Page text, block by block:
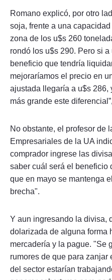
Romano explicó, por otro
soja, frente a una
zona de los u$s 260
rondó los u$s 290. Pero si a
beneficio que tendría
mejoraríamos el precio en
ajustada llegaría a u$s 286,
más grande este
No obstante, el profesor de
Empresariales de la UA
comprador ingrese las
saber cuál será el beneficio
que en mayo se mantenga
brecha".
Y aun ingresando la divisa,
dolarizada de alguna forma
mercadería y la pague. "Se
rumores de que para
del sector estarían